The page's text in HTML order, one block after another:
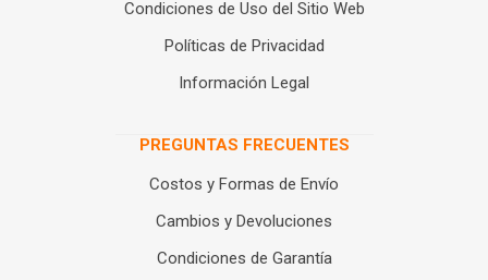
Condiciones de Uso del Sitio Web
Políticas de Privacidad
Información Legal
PREGUNTAS FRECUENTES
Costos y Formas de Envío
Cambios y Devoluciones
Condiciones de Garantía